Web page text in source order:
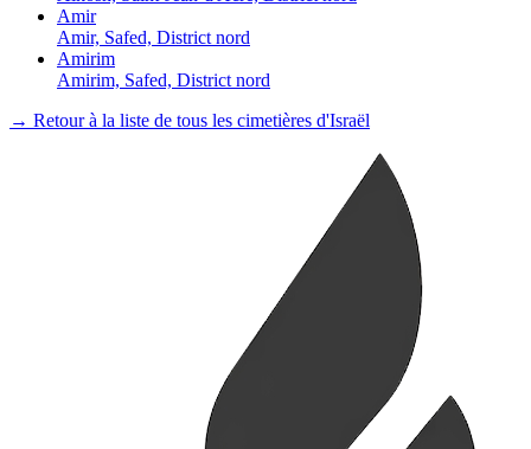
Amir
Amir, Safed, District nord
Amirim
Amirim, Safed, District nord
→ Retour à la liste de tous les cimetières d'Israël